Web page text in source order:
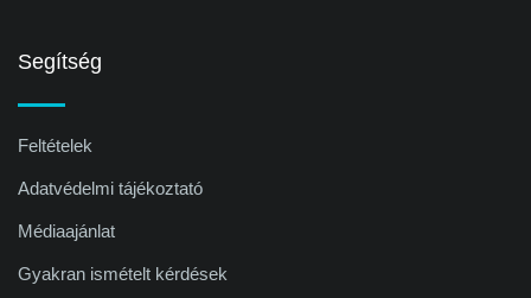
Segítség
Feltételek
Adatvédelmi tájékoztató
Médiaajánlat
Gyakran ismételt kérdések